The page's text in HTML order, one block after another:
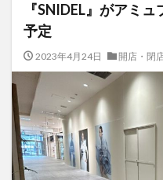
『SNIDEL』がアミ
予定
2023年4月24日 開店・閉
haishin
haisin
hishin
OPA
Paypay PR
いちご
お土産
お弁当
くじゅう連山
ねとら
ふるさと納税
むし湯
わさだタウン